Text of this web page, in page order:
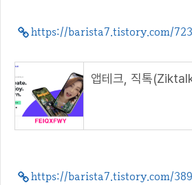
https://barista7.tistory.com/
https://barista7.tistory.com/